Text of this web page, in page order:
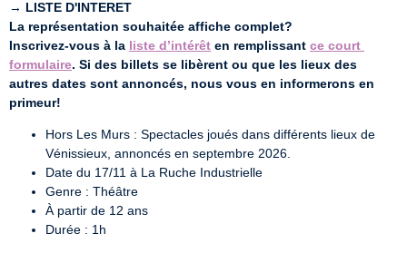
→ LISTE D'INTERET
La représentation souhaitée affiche complet?
Inscrivez-vous à la liste d’intérêt en remplissant ce court
formulaire. Si des billets se libèrent ou que les lieux des
autres dates sont annoncés, nous vous en informerons en
primeur!
Hors Les Murs : Spectacles joués dans différents lieux de
Vénissieux, annoncés en septembre 2026.
Date du 17/11 à La Ruche Industrielle
Genre : Théâtre
À partir de 12 ans
Durée : 1h